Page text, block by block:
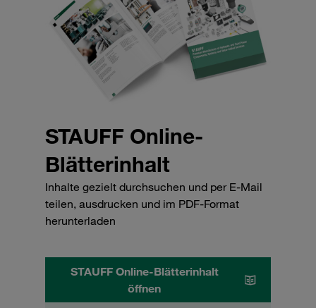
STAUFF Online-
Blätterinhalt
Inhalte gezielt durchsuchen und per E-Mail
teilen, ausdrucken und im PDF-Format
herunterladen
STAUFF Online-Blätterinhalt
öffnen